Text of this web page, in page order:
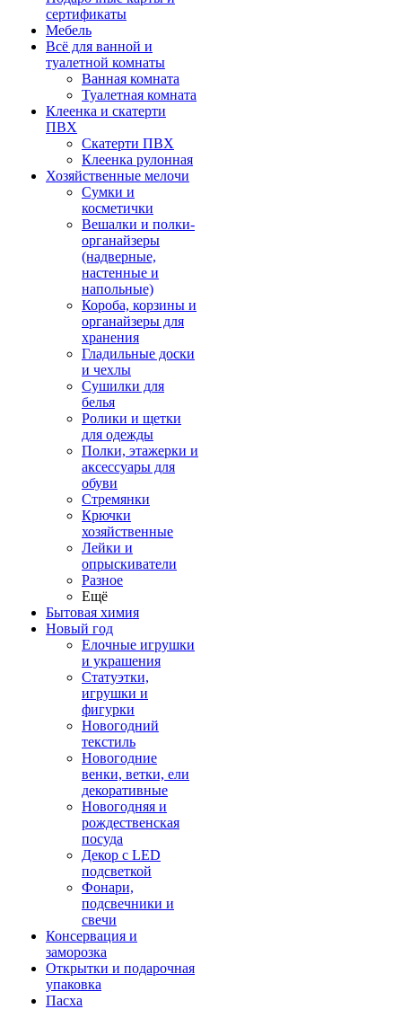
сертификаты
Мебель
Всё для ванной и
туалетной комнаты
Ванная комната
Туалетная комната
Клеенка и скатерти
ПВХ
Скатерти ПВХ
Клеенка рулонная
Хозяйственные мелочи
Сумки и
косметички
Вешалки и полки-
органайзеры
(надверные,
настенные и
напольные)
Короба, корзины и
органайзеры для
хранения
Гладильные доски
и чехлы
Сушилки для
белья
Ролики и щетки
для одежды
Полки, этажерки и
аксессуары для
обуви
Стремянки
Крючки
хозяйственные
Лейки и
опрыскиватели
Разное
Ещё
Бытовая химия
Новый год
Елочные игрушки
и украшения
Статуэтки,
игрушки и
фигурки
Новогодний
текстиль
Новогодние
венки, ветки, ели
декоративные
Новогодняя и
рождественская
посуда
Декор с LED
подсветкой
Фонари,
подсвечники и
свечи
Консервация и
заморозка
Открытки и подарочная
упаковка
Пасха